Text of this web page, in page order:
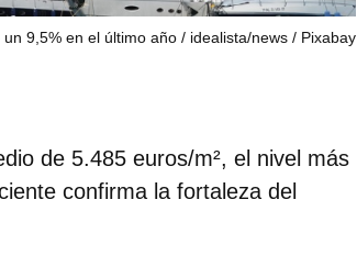
9,5% en el último año idealista/news / Pixabay
de 5.485 euros/m², el nivel más
confirma la fortaleza del